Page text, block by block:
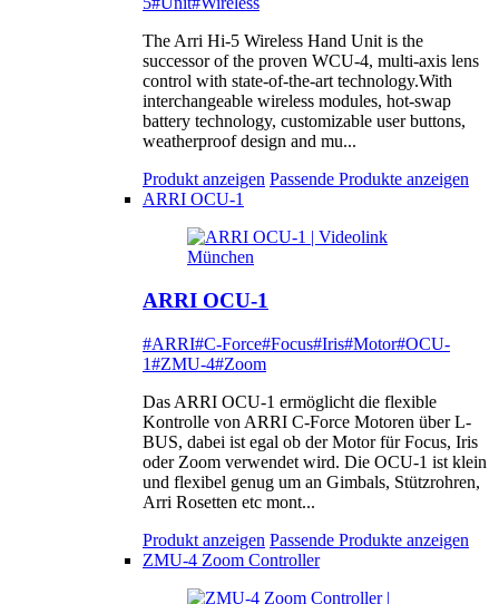
The Arri Hi-5 Wireless Hand Unit is the
successor of the proven WCU-4, multi-axis lens
control with state-of-the-art technology.With
interchangeable wireless modules, hot-swap
battery technology, customizable user buttons,
weatherproof design and mu...
Produkt anzeigen Passende Produkte anzeigen
ARRI OCU-1
ARRI OCU-1
#ARRI#C-Force#Focus#Iris#Motor#OCU-
1#ZMU-4#Zoom
Das ARRI OCU-1 ermöglicht die flexible
Kontrolle von ARRI C-Force Motoren über L-
BUS, dabei ist egal ob der Motor für Focus, Iris
oder Zoom verwendet wird. Die OCU-1 ist klein
und flexibel genug um an Gimbals, Stützrohren,
Arri Rosetten etc mont...
Produkt anzeigen Passende Produkte anzeigen
ZMU-4 Zoom Controller